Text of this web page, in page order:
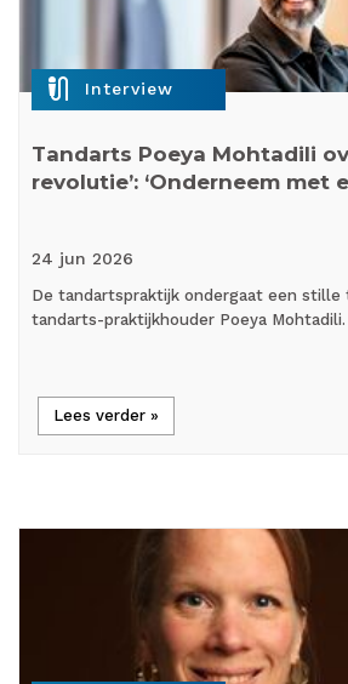
mic_external_on Interview
Tandarts Poeya Mohtadili
revolutie’: ‘Onderneem met
24 jun 2026
De tandartspraktijk ondergaat een
tandarts-praktijkhouder Poeya Mohtadili.
Lees verder »